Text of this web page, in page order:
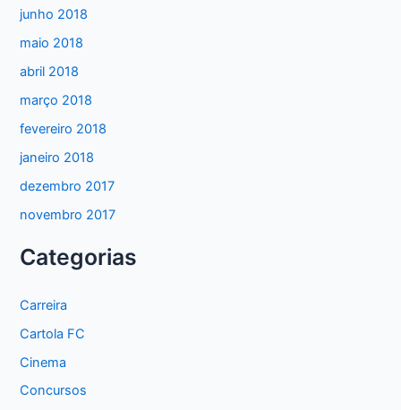
junho 2018
maio 2018
abril 2018
março 2018
fevereiro 2018
janeiro 2018
dezembro 2017
novembro 2017
Categorias
Carreira
Cartola FC
Cinema
Concursos